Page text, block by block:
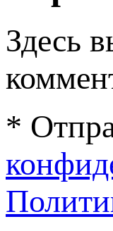
Здесь
*